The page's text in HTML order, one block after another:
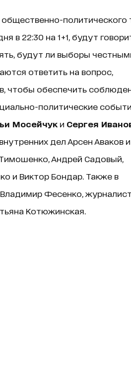
политического
в 22:30 на 1+1, будут
будут ли выборы
ответить на вопрос,
чтобы обеспечить
политические
Мосейчуки Сергея
дел Арсен Аваков и
Андрей Садовый,
и Виктор Бондар. Также в
Фесенко, журналист
Котюжинская.